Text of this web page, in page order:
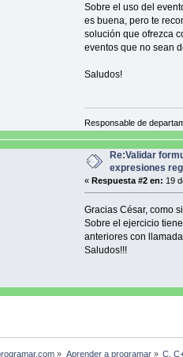
else {
}
}
function
return
}
var expresion=/
return
}
Sobre el uso del
es buena, pero te
solución que ofrezca
eventos que no sean
Saludos!
Responsable de
Re:Validar
expresiones
« Respuesta #2 en: 19
Gracias César, como
Sobre el ejercicio
anteriores con
Saludos!!!
» Aprender a programar» C,